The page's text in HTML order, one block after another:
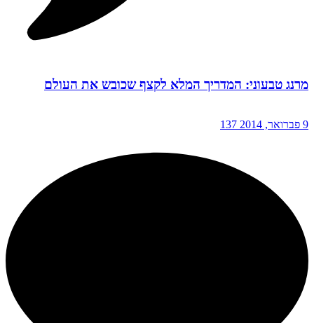
מרנג טבעוני: המדריך המלא לקצף שכובש את העולם
9 פברואר, 2014 137